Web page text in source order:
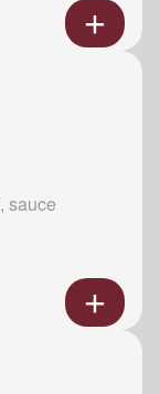
sauce